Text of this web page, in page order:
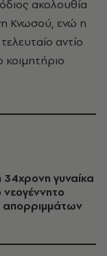
ακολουθία
Κνωσού, ενώ η
αντίο
κοιμητήριο
γυναίκα
νεογέννητο